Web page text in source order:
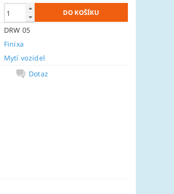
DRW 05
Finixa
Mytí vozidel
Dotaz